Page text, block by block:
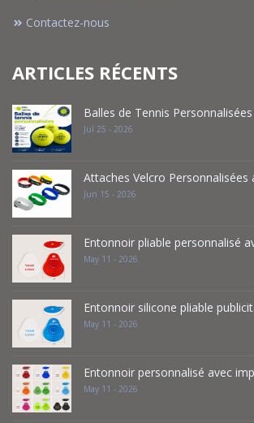
Contactez-nous
ARTICLES RÉCENTS
Balles de Tennis
Jul 25 - 2026
Attaches Velcro Personnalisées
Jun 15 - 2026
Entonnoir pliable personnalisé
May 11 - 2026
Entonnoir silicone pliable
May 11 - 2026
Entonnoir personnalisé avec
May 11 - 2026